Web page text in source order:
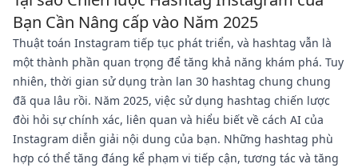
Bạn Cần Nâng cấp vào Năm 2025
Thuật toán Instagram tiếp tục phát triển, và hashtag vẫn là
một thành phần quan trọng để tăng khả năng khám phá. Tuy
nhiên, thời gian sử dụng tràn lan 30 hashtag chung chung
đã qua lâu rồi. Năm 2025, việc sử dụng hashtag chiến lược
đòi hỏi sự chính xác, liên quan và hiểu biết về cách AI của
Instagram diễn giải nội dung của bạn. Những hashtag phù
hợp có thể tăng đáng kể phạm vi tiếp cận, tương tác và tăng